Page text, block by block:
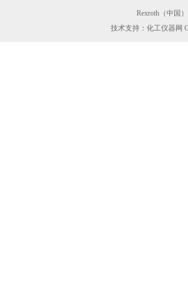
Rexroth（中国
技术支持：化工仪器网